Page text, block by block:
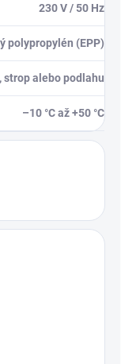
230 V / 50 Hz
polypropylén (EPP)
strop alebo podlahu
–10 °C až +50 °C